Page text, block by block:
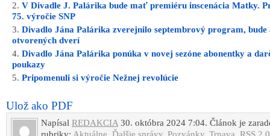
V Divadle J. Palárika bude mať premiéru inscenácia Matky.
75. výročie SNP
Divadlo Jána Palárika zverejnilo septembrový program, bude
otvorených dverí
Divadlo Jána Palárika ponúka v novej sezóne abonentky a
poukazy
Pripomenuli si výročie Nežnej revolúcie
Ulož ako PDF
Napísal REDAKCIA30. októbra 2024 7:04. Článok je